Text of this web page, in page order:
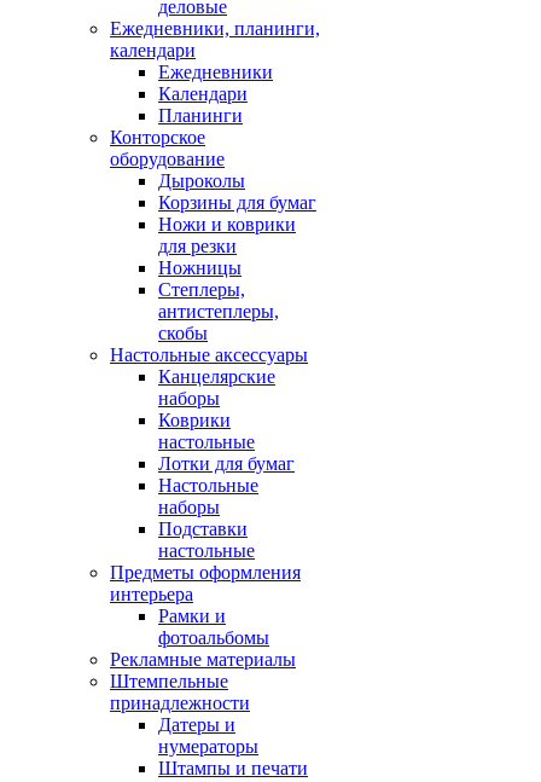
деловые
Ежедневники, планинги,
календари
Ежедневники
Календари
Планинги
Конторское
оборудование
Дыроколы
Корзины для бумаг
Ножи и коврики
для резки
Ножницы
Степлеры,
антистеплеры,
скобы
Настольные аксессуары
Канцелярские
наборы
Коврики
настольные
Лотки для бумаг
Настольные
наборы
Подставки
настольные
Предметы оформления
интерьера
Рамки и
фотоальбомы
Рекламные материалы
Штемпельные
принадлежности
Датеры и
нумераторы
Штампы и печати